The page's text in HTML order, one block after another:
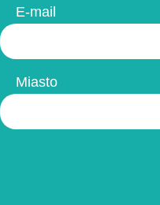
E-mail
Miasto